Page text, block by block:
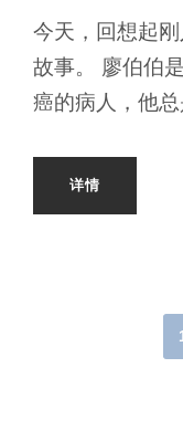
今天，回想起
故事。 廖伯伯
癌的病人，他
详情